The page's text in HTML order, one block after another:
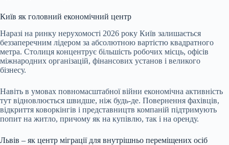
Київ як головний економічний центр
Наразі на ринку нерухомості 2026 року Київ залишається
беззаперечним лідером за абсолютною вартістю квадратного
метра. Столиця концентрує більшість робочих місць, офісів
міжнародних організацій, фінансових установ і великого
бізнесу.
Навіть в умовах повномасштабної війни економічна активність
тут відновлюється швидше, ніж будь-де. Повернення фахівців,
відкриття коворкінгів і представництв компаній підтримують
попит на житло, причому як на купівлю, так і на оренду.
Львів – як центр міграції для внутрішньо переміщених осіб